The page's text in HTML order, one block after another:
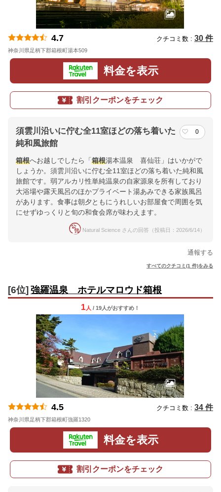
4.7 クチコミ数 : 30 件
神奈川県足柄下郡箱根町湯本509
料金を表示
割引クーポンをチェック
須雲川沿いに佇む全11室ほどの落ち着いた
純和風旅館
0
箱根へお越しでしたら「 箱根湯本温泉 喜仙荘」はいかがで
しょうか。須雲川沿いに佇む全11室ほどの落ち着いた純和風
旅館です。弱アルカリ性単純温泉の自家源泉を所有しており
大浴場や露天風呂のほかプライベート湯あみできる家族風呂
があります。食事は朝夕ともにうれしいお部屋食で周囲を気
にせずゆっくりと旬の和食会席が味わえます。
Natural Science さんの回答（投稿日：2026/6/14）
通報する
すべてのクチコミ(1 件)をみる
[6位] 強羅温泉 ホテルマロウド箱根
1 人 / 19人がおすすめ！
4.5 クチコミ数 : 34 件
神奈川県足柄下郡箱根町強羅1320
料金を表示
割引クーポンをチェック